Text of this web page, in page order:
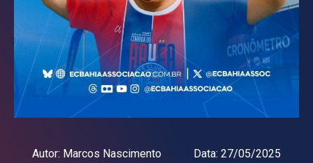
Autor: Marcos Nascimento Data: 27/05/2025